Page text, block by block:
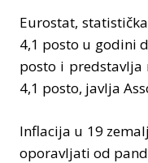
Eurostat,
4,1 posto u godini
posto i predstavlja
4,1 posto, javlja
Inflacija u 19
oporavljati od